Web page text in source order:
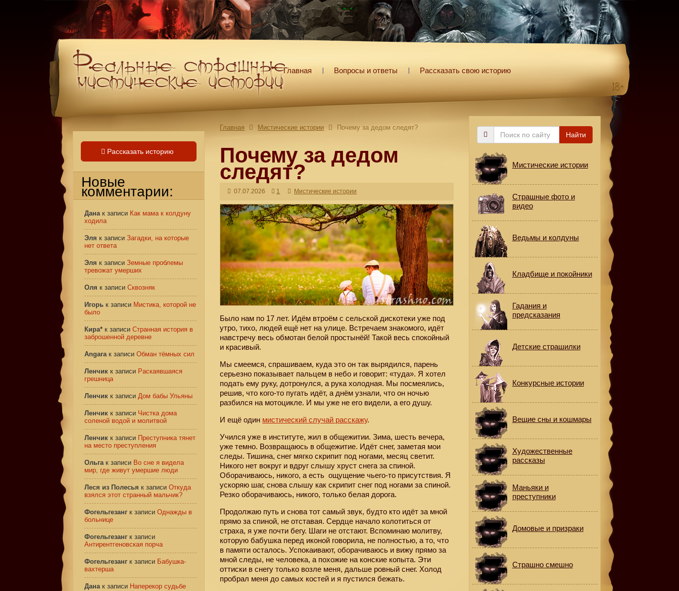
Главная Вопросы и ответы Рассказать свою историю
Главная Мистические истории Почему за дедом следят?
Почему за дедом
следят?
07.07.2026 1 Мистические истории
Было нам по 17 лет. Идём втроём с сельской дискотеки уже под
утро, тихо, людей ещё нет на улице. Встречаем знакомого, идёт
навстречу весь обмотан белой простынёй! Такой весь спокойный
и красивый.
Мы смеемся, спрашиваем, куда это он так вырядился, парень
серьезно показывает пальцем в небо и говорит: «туда». Я хотел
подать ему руку, дотронулся, а рука холодная. Мы посмеялись,
решив, что кого-то пугать идёт, а днём узнали, что он ночью
разбился на мотоцикле. И мы уже не его видели, а его душу.
И ещё один мистический случай расскажу.
Учился уже в институте, жил в общежитии. Зима, шесть вечера,
уже темно. Возвращаюсь в общежитие. Идёт снег, заметая мои
следы. Тишина, снег мягко скрипит под ногами, месяц светит.
Никого нет вокруг и вдруг слышу хруст снега за спиной.
Оборачиваюсь, никого, а есть ощущение чьего-то присутствия. Я
ускоряю шаг, снова слышу как скрипит снег под ногами за спиной.
Резко оборачиваюсь, никого, только белая дорога.
Продолжаю путь и снова тот самый звук, будто кто идёт за мной
прямо за спиной, не отставая. Сердце начало колотиться от
страха, я уже почти бегу. Шаги не отстают. Вспоминаю молитву,
которую бабушка перед иконой говорила, не полностью, а то, что
в памяти осталось. Успокаивают, оборачиваюсь и вижу прямо за
мной следы, не человека, а похожие на конские копыта. Эти
оттиски в снегу только возле меня, дальше ровный снег. Холод
пробрал меня до самых костей и я пустился бежать.
Рассказать историю
Новые
комментарии:
Данак записи Как мама к колдуну
ходила
Эля к записи Загадки, на которые
нет ответа
Эля к записи Земные проблемы
тревожат умерших
Оля к записи Сквозняк
Игорь к записи Мистика, которой не
было
Кира* к записи Странная история в
заброшенной деревне
Angaraк записи Обман тёмных сил
Ленчик к записи Раскаявшаяся
грешница
Ленчик к записи Дом бабы Ульяны
Ленчик к записи Чистка дома
соленой водой и молитвой
Ленчик к записи Преступника тянет
на место преступления
Ольгак записи Во сне я видела
мир, где живут умершие люди
Леся из Полесья к записи Откуда
взялся этот странный мальчик?
Фогельгезанг к записи Однажды в
больнице
Фогельгезанг к записи
Антирентгеновская порча
Фогельгезанг к записи Бабушка-
вахтерша
Данак записи Наперекор судьбе
Поиск
Найти
Мистические истории
Страшные фото и
видео
Ведьмы и колдуны
Кладбище и покойники
Гадания и
предсказания
Детские страшилки
Конкурсные истории
Вещие сны и кошмары
Художественные
рассказы
Маньяки и
преступники
Домовые и призраки
Страшно смешно